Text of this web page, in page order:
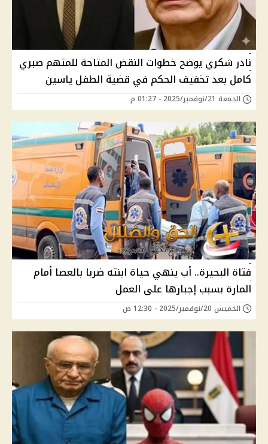
نادر شكري يوضح خطوات النقض المتاحة للمتهم صبري
كامل بعد تخفيف الحكم في قضية الطفل ياسين
الجمعة 21/نوفمبر/2025 - 01:27 م
فتاة البحيرة.. أب ينهي حياة ابنته ضربا بالعصا أمام
المارة بسبب إجبارها على العمل
الخميس 20/نوفمبر/2025 - 12:30 ص